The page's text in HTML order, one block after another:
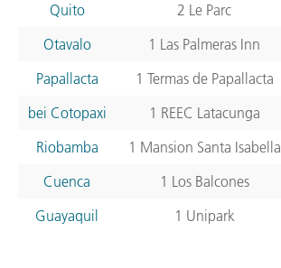
Quito
2 Le Parc
Otavalo
1 Las Palmeras Inn
Papallacta
1 Termas de Papallacta
bei Cotopaxi
1 REEC Latacunga
Riobamba
1 Mansion Santa Isabella
Cuenca
1 Los Balcones
Guayaquil
1 Unipark